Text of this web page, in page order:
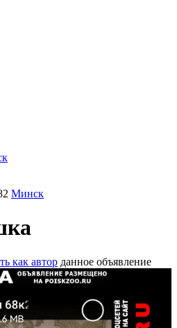
Минск
как автор данное объявление